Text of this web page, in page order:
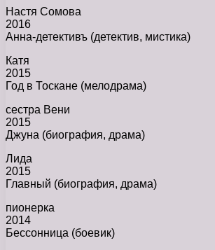
Настя Сомова
2016
Анна-детективъ (детектив, мистика)
Катя
2015
Год в Тоскане (мелодрама)
сестра Вени
2015
Джуна (биография, драма)
Лида
2015
Главный (биография, драма)
пионерка
2014
Бессонница (боевик)